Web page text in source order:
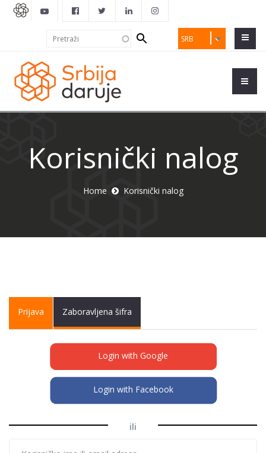
SRB
Search
form
Korisnički nalog
Home Korisnički nalog
Primary tabs
Prijava (activeZaboravljena šifra
Login with Google
Login with Facebook
ili